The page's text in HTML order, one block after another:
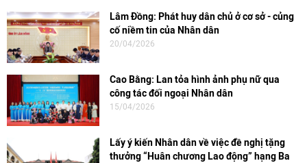
Lâm Đồng: Phát huy dân chủ ở cơ sở - củng
cố niềm tin của Nhân dân
20/04/2026
Cao Bằng: Lan tỏa hình ảnh phụ nữ qua
công tác đối ngoại Nhân dân
15/04/2026
Lấy ý kiến Nhân dân về việc đề nghị tặng
thưởng “Huân chương Lao động” hạng Ba